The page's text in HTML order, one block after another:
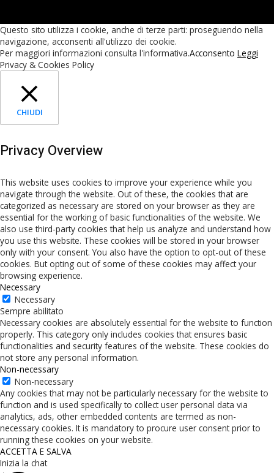
Questo sito utilizza i cookie, anche di terze parti: proseguendo nella
navigazione, acconsenti all'utilizzo dei cookie.
Per maggiori informazioni consulta l'informativa.Acconsento Leggi
Privacy & Cookies Policy
CHIUDI
Privacy Overview
This website uses cookies to improve your experience while you
navigate through the website. Out of these, the cookies that are
categorized as necessary are stored on your browser as they are
essential for the working of basic functionalities of the website. We
also use third-party cookies that help us analyze and understand how
you use this website. These cookies will be stored in your browser
only with your consent. You also have the option to opt-out of these
cookies. But opting out of some of these cookies may affect your
browsing experience.
Necessary
Necessary
Sempre abilitato
Necessary cookies are absolutely essential for the website to function
properly. This category only includes cookies that ensures basic
functionalities and security features of the website. These cookies do
not store any personal information.
Non-necessary
Non-necessary
Any cookies that may not be particularly necessary for the website to
function and is used specifically to collect user personal data via
analytics, ads, other embedded contents are termed as non-
necessary cookies. It is mandatory to procure user consent prior to
running these cookies on your website.
ACCETTA E SALVA
Inizia la chat